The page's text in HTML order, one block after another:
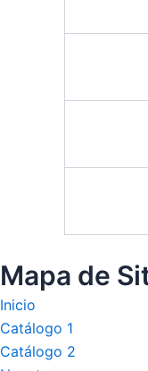
Mapa de
Inicio
Catálogo 1
Catálogo 2